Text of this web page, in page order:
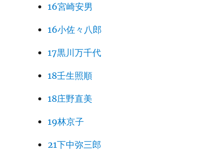
16宮崎安男
16小佐々八郎
17黒川万千代
18壬生照順
18庄野直美
19林京子
21下中弥三郎